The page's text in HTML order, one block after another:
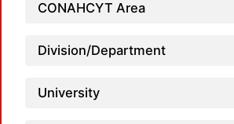
CONAHCYT Area
Division/Department
University